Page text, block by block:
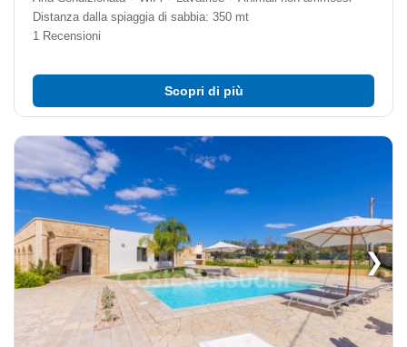
Distanza dalla spiaggia di sabbia: 350 mt
1 Recensioni
Scopri di più
❯